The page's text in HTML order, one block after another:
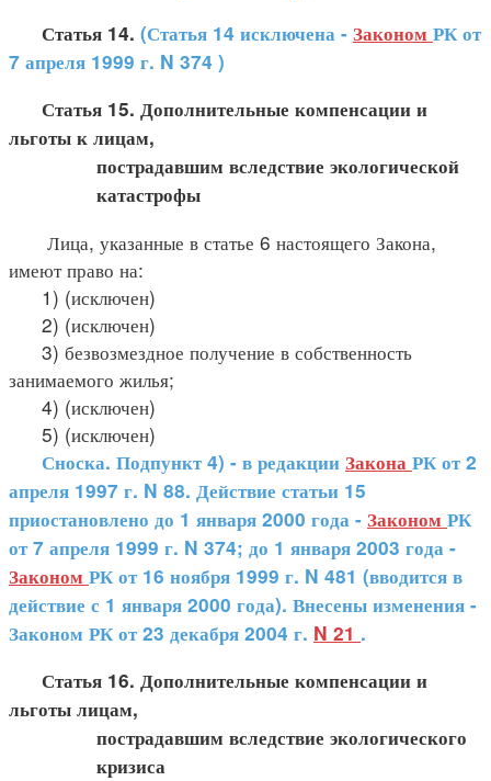
Статья 14. (Статья 14 исключена - Законом РК от
7 апреля 1999 г. N 374 )
Статья 15. Дополнительные компенсации и
льготы к лицам,
пострадавшим вследствие экологической
катастрофы
Лица, указанные в статье 6 настоящего Закона,
имеют право на:
1) (исключен)
2) (исключен)
3) безвозмездное получение в собственность
занимаемого жилья;
4) (исключен)
5) (исключен)
Сноска. Подпункт 4) - в редакции Закона РК от 2
апреля 1997 г. N 88. Действие статьи 15
приостановлено до 1 января 2000 года - Законом РК
от 7 апреля 1999 г. N 374; до 1 января 2003 года -
Законом РК от 16 ноября 1999 г. N 481 (вводится в
действие с 1 января 2000 года). Внесены изменения -
Законом РК от 23 декабря 2004 г. N 21 .
Статья 16. Дополнительные компенсации и
льготы лицам,
пострадавшим вследствие экологического
кризиса